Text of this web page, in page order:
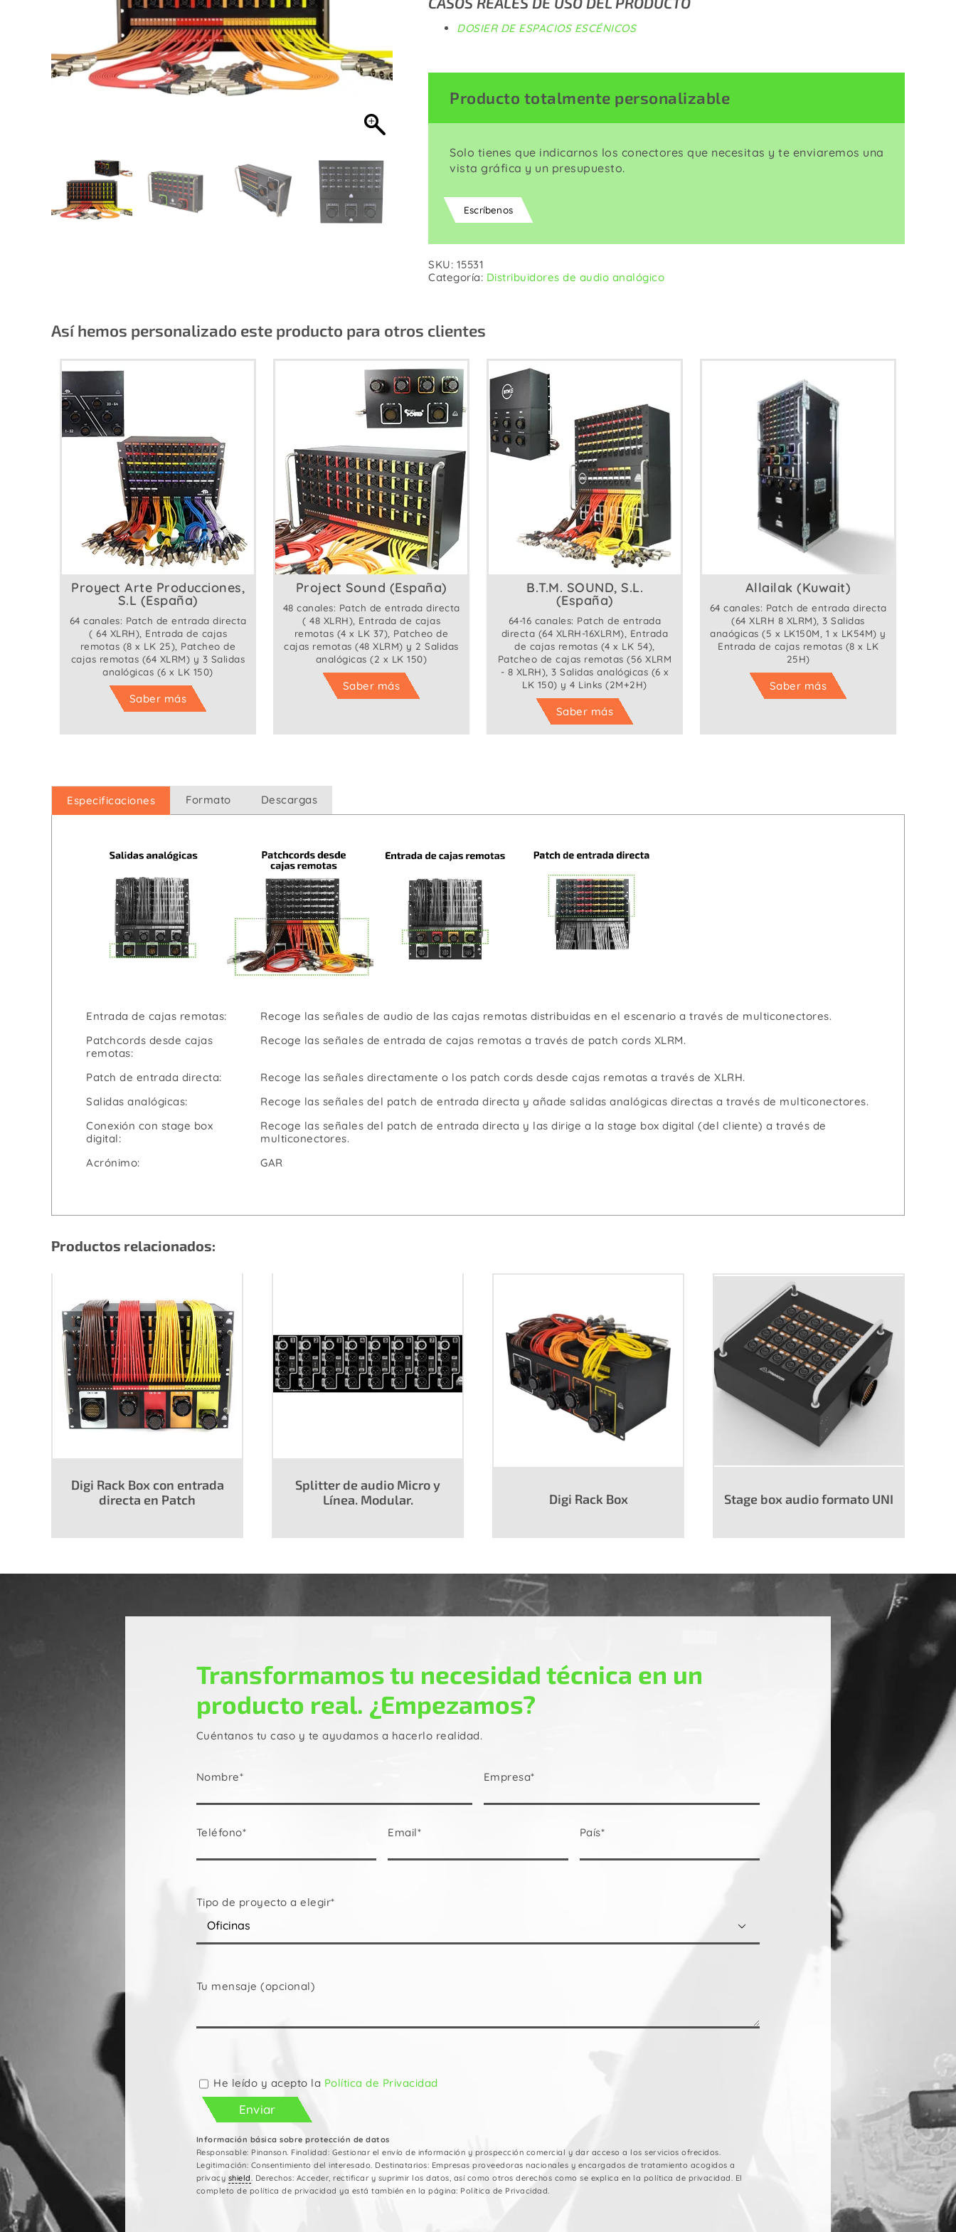
De Corriente
De Corriente
Wall Plates
DOSIER DE ESPACIOS ESCÉNICOS
Producto totalmente personalizable
Solo tienes que indicarnos los conectores que necesitas y te enviaremos una
vista gráfica y un presupuesto.
Escríbenos
SKU: 15531
Categoría: Distribuidores de audio analógico
Así hemos personalizado este producto para otros clientes
Proyect Arte Producciones,
S.L (España)
64 canales: Patch de entrada directa
( 64 XLRH), Entrada de cajas
remotas (8 x LK 25), Patcheo de
cajas remotas (64 XLRM) y 3 Salidas
analógicas (6 x LK 150)
Saber más
Project Sound (España)
48 canales: Patch de entrada directa
( 48 XLRH), Entrada de cajas
remotas (4 x LK 37), Patcheo de
cajas remotas (48 XLRM) y 2 Salidas
analógicas (2 x LK 150)
Saber más
B.T.M. SOUND, S.L.
(España)
64-16 canales: Patch de entrada
directa (64 XLRH-16XLRM), Entrada
de cajas remotas (4 x LK 54),
Patcheo de cajas remotas (56 XLRM
- 8 XLRH), 3 Salidas analógicas (6 x
LK 150) y 4 Links (2M+2H)
Saber más
Allailak (Kuwait)
64 canales: Patch de entrada directa
(64 XLRH 8 XLRM), 3 Salidas
anaógicas (5 x LK150M, 1 x LK54M) y
Entrada de cajas remotas (8 x LK
25H)
Saber más
Especificaciones Formato Descargas
Entrada de cajas remotas:
Recoge las señales de audio de las cajas remotas distribuidas en el escenario a través de multiconectores.
Patchcords desde cajas
remotas:
Recoge las señales de entrada de cajas remotas a través de patch cords XLRM.
Patch de entrada directa:
Recoge las señales directamente o los patch cords desde cajas remotas a través de XLRH.
Salidas analógicas:
Recoge las señales del patch de entrada directa y añade salidas analógicas directas a través de multiconectores.
Conexión con stage box
digital:
Recoge las señales del patch de entrada directa y las dirige a la stage box digital (del cliente) a través de
multiconectores.
Acrónimo:
GAR
Productos relacionados:
Digi Rack Box con entrada
directa en Patch
Splitter de audio Micro y
Línea. Modular.
Digi Rack Box Stage box audio formato UNI
Transformamos tu necesidad técnica en un
producto real. ¿Empezamos?
Cuéntanos tu caso y te ayudamos a hacerlo realidad.
Nombre* Empresa*
Teléfono* Email* País*
Tipo de proyecto a elegir*

Tu mensaje (opcional)
deja
este
campo
vacío.
He leído y acepto la Política de Privacidad
Información básica sobre protección de datos
Responsable: Pinanson. Finalidad: Gestionar el envío de información y prospección comercial y dar acceso a los servicios ofrecidos.
Legitimación: Consentimiento del interesado. Destinatarios: Empresas proveedoras nacionales y encargados de tratamiento acogidos a
privacy shield. Derechos: Acceder, rectificar y suprimir los datos, así como otros derechos como se explica en la política de privacidad. El
completo de política de privacidad ya está también en la página: Política de Privacidad.